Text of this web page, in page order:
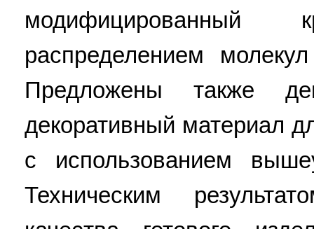
распределением
Предложены также
декоративный материал
с использованием
Техническим